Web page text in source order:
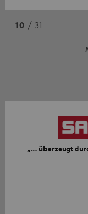
10 / 31
„… überzeugt